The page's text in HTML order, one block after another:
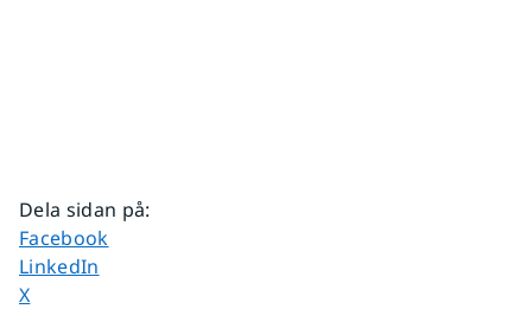
Dela sidan på:
Dela sidan på
Facebook
Dela sidan på
LinkedIn
Dela sidan på
X